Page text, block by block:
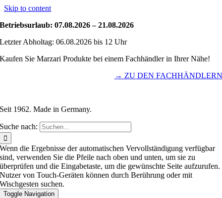
Skip to content
Betriebsurlaub: 07.08.2026 – 21.08.2026
Letzter Abholtag: 06.08.2026 bis 12 Uhr
Kaufen Sie Marzari Produkte bei einem Fachhändler in Ihrer Nähe!
→ ZU DEN FACHHÄNDLERN
Seit 1962. Made in Germany.
Suche nach:
Wenn die Ergebnisse der automatischen Vervollständigung verfügbar
sind, verwenden Sie die Pfeile nach oben und unten, um sie zu
überprüfen und die Eingabetaste, um die gewünschte Seite aufzurufen.
Nutzer von Touch-Geräten können durch Berührung oder mit
Wischgesten suchen.
Toggle Navigation